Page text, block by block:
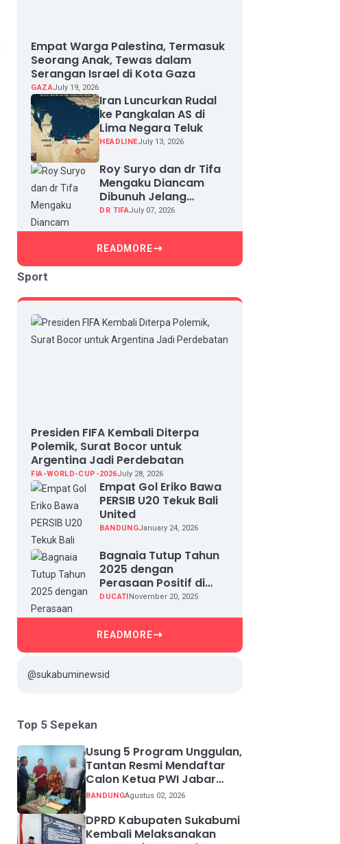
Empat Warga Palestina, Termasuk
Seorang Anak, Tewas dalam
Serangan Israel di Kota Gaza
GAZAJuly 19, 2026
Iran Luncurkan Rudal
ke Pangkalan AS di
Lima Negara Teluk
HEADLINEJuly 13, 2026
Roy Suryo dan dr Tifa
Mengaku Diancam
Dibunuh Jelang
Sidang, Klaim Ada
DR TIFAJuly 07, 2026
READMORE
Sport
Presiden FIFA Kembali Diterpa
Polemik, Surat Bocor untuk
Argentina Jadi Perdebatan
FIA-WORLD-CUP-2026July 28, 2026
Empat Gol Eriko Bawa
PERSIB U20 Tekuk Bali
United
BANDUNGJanuary 24, 2026
Bagnaia Tutup Tahun
2025 dengan
Perasaan Positif di
Valencia Test
DUCATINovember 20, 2025
READMORE
@sukabuminewsid
Top 5 Sepekan
Usung 5 Program Unggulan,
Tantan Resmi Mendaftar
Calon Ketua PWI Jabar
2026-2031
BANDUNGAgustus 02, 2026
DPRD Kabupaten Sukabumi
Kembali Melaksanakan